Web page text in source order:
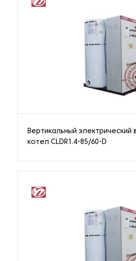
Вертикальный электрический
котел CLDR1.4-85/60-D